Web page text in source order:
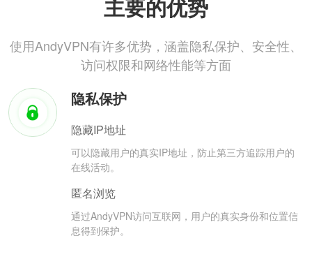
主要的优势
使用AndyVPN有许多优势，涵盖隐私保护、安全性、
访问权限和网络性能等方面
隐私保护
隐藏IP地址
可以隐藏用户的真实IP地址，防止第三方追踪用户的
在线活动。
匿名浏览
通过AndyVPN访问互联网，用户的真实身份和位置信
息得到保护。